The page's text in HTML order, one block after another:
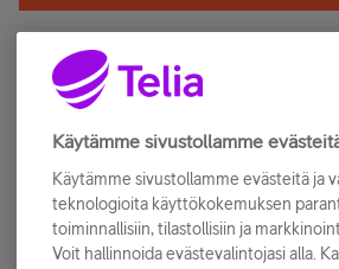
Älä jää paitsi – osallistu ja
Tilaa Telian uutiskirje ja olet
sähköpostiisi.
Tilaa nyt
Käytämme sivustollamme
Käytämme sivustollamme evästeitä ja
teknologioita käyttökokemuksen
toiminnallisiin, tilastollisiin ja
Voit hallinnoida evästevalintojasi alla.